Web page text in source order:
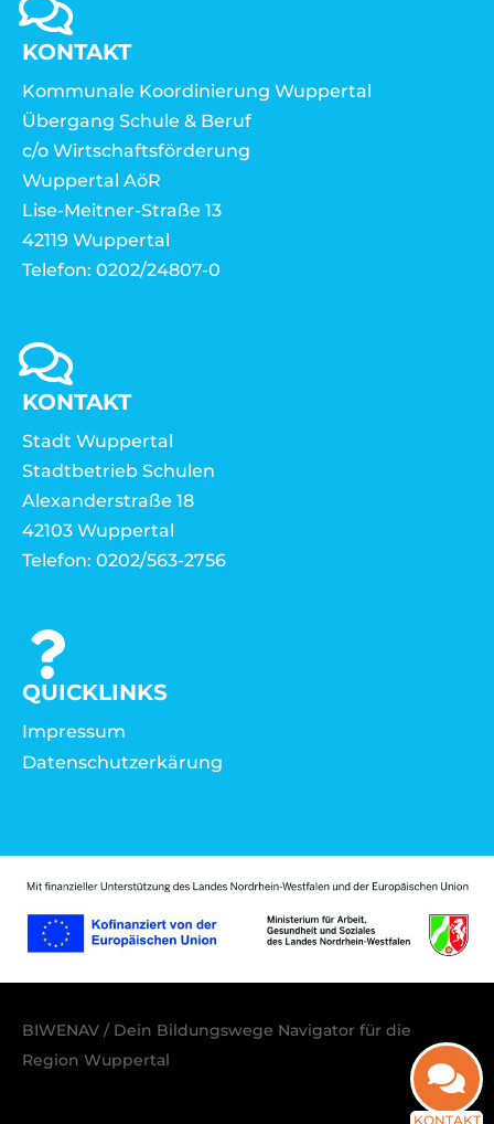
KONTAKT
Kommunale Koordinierung Wuppertal
Übergang Schule & Beruf
c/o Wirtschaftsförderung
Wuppertal AöR
Lise-Meitner-Straße 13
42119 Wuppertal
Telefon: 0202/24807-0
KONTAKT
Stadt Wuppertal
Stadtbetrieb Schulen
Alexanderstraße 18
42103 Wuppertal
Telefon: 0202/563-2756
QUICKLINKS
Impressum
Datenschutzerkärung
BIWENAV / Dein Bildungswege Navigator für die
Region Wuppertal
KONTAKT